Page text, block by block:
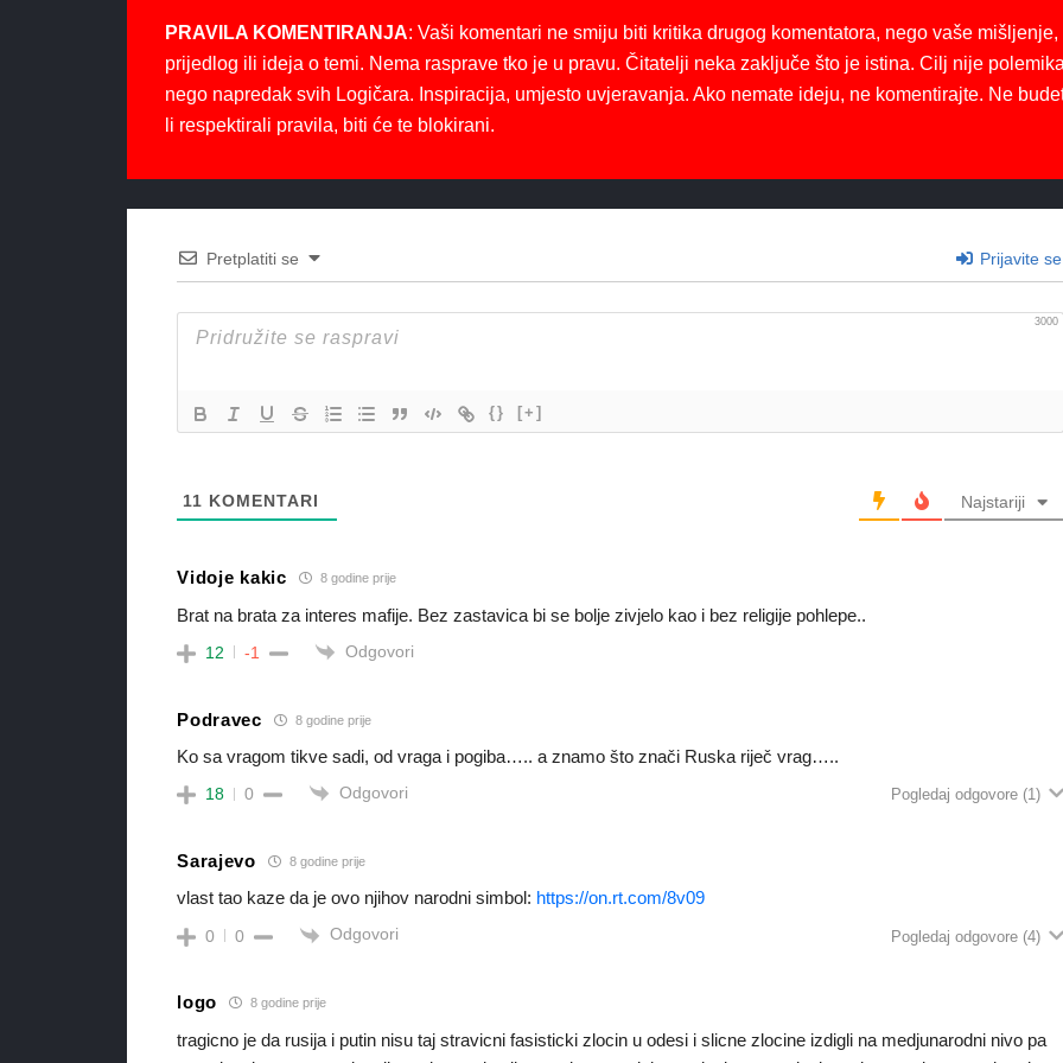
PRAVILA KOMENTIRANJA: Vaši komentari ne smiju biti kritika drugog komentatora, nego vaše mišljenje,
prijedlog ili ideja o temi. Nema rasprave tko je u pravu. Čitatelji neka zaključe što je istina. Cilj nije
nego napredak svih Logičara. Inspiracija, umjesto uvjeravanja. Ako nemate ideju, ne komentirajte. Ne
li respektirali pravila, biti će te blokirani.
Pretplatiti se Prijavite se
3000
{} [+]
11 KOMENTARI Najstariji
Vidoje kakic 8 godine prije
Brat na brata za interes mafije. Bez zastavica bi se bolje zivjelo kao i bez religije pohlepe..
12 -1 Odgovori
Podravec 8 godine prije
Ko sa vragom tikve sadi, od vraga i pogiba….. a znamo što znači Ruska riječ vrag…..
18 0 Odgovori Pogledaj odgovore (1)
Sarajevo 8 godine prije
vlast tao kaze da je ovo njihov narodni simbol: https://on.rt.com/8v09
0 0 Odgovori Pogledaj odgovore (4)
logo 8 godine prije
tragicno je da rusija i putin nisu taj stravicni fasisticki zlocin u odesi i slicne zlocine izdigli na medjunarodni nivo pa